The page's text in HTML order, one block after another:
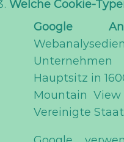
Welche Cookie-
Google
Hauptsitz in
Mountain
Vereinigte